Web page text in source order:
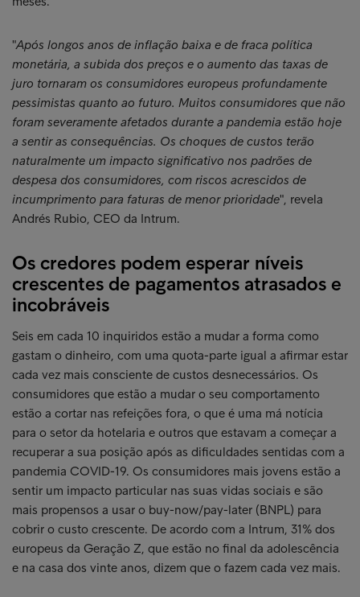
"Após longos anos de inflação baixa e de fraca política
monetária, a subida dos preços e o aumento das taxas de
juro tornaram os consumidores europeus profundamente
pessimistas quanto ao futuro. Muitos consumidores que não
foram severamente afetados durante a pandemia estão hoje
a sentir as consequências. Os choques de custos terão
naturalmente um impacto significativo nos padrões de
despesa dos consumidores, com riscos acrescidos de
incumprimento para faturas de menor prioridade", revela
Andrés Rubio, CEO da Intrum.
Os credores podem esperar níveis
crescentes de pagamentos atrasados e
incobráveis
Seis em cada 10 inquiridos estão a mudar a forma como
gastam o dinheiro, com uma quota-parte igual a afirmar estar
cada vez mais consciente de custos desnecessários. Os
consumidores que estão a mudar o seu comportamento
estão a cortar nas refeições fora, o que é uma má notícia
para o setor da hotelaria e outros que estavam a começar a
recuperar a sua posição após as dificuldades sentidas com a
pandemia COVID-19. Os consumidores mais jovens estão a
sentir um impacto particular nas suas vidas sociais e são
mais propensos a usar o buy-now/pay-later (BNPL) para
cobrir o custo crescente. De acordo com a Intrum, 31% dos
europeus da Geração Z, que estão no final da adolescência
e na casa dos vinte anos, dizem que o fazem cada vez mais.